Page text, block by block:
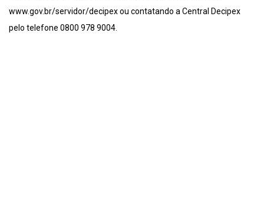
www.gov.br/servidor/decipex ou contatando a Central Decipex
pelo telefone 0800 978 9004.